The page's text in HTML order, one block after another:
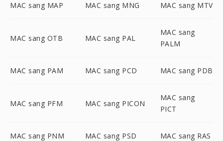
MAC sang MAP MAC sang MNG MAC sang MTV
MAC sang OTB MAC sang PAL
MAC sang
PALM
MAC sang PAM MAC sang PCD MAC sang PDB
MAC sang PFM MAC sang PICON
MAC sang
PICT
MAC sang PNM MAC sang PSD MAC sang RAS